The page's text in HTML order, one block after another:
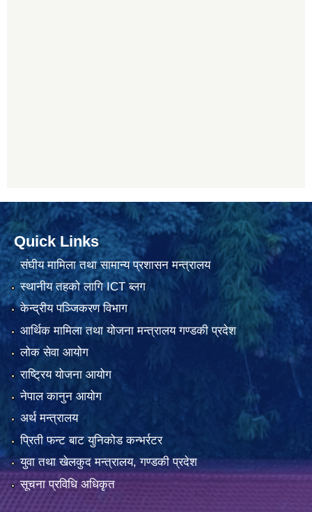
Quick Links
संघीय मामिला तथा सामान्य प्रशासन मन्त्रालय
स्थानीय तहको लागि ICT ब्लग
केन्द्रीय पञ्जिकरण विभाग
आर्थिक मामिला तथा योजना मन्त्रालय गण्डकी प्रदेश
लोक सेवा आयोग
राष्ट्रिय योजना आयोग
नेपाल कानुन आयोग
अर्थ मन्त्रालय
प्रिती फन्ट बाट युनिकोड कन्भर्रटर
युवा तथा खेलकुद मन्त्रालय, गण्डकी प्रदेश
सूचना प्रविधि अधिकृत